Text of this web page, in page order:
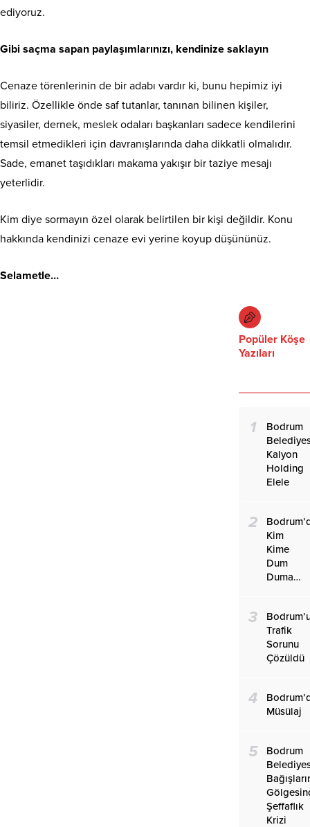
ediyoruz.
Gibi saçma sapan paylaşımlarınızı, kendinize saklayın
Cenaze törenlerinin de bir adabı vardır ki, bunu hepimiz iyi
biliriz. Özellikle önde saf tutanlar, tanınan bilinen kişiler,
siyasiler, dernek, meslek odaları başkanları sadece kendilerini
temsil etmedikleri için davranışlarında daha dikkatli olmalıdır.
Sade, emanet taşıdıkları makama yakışır bir taziye mesajı
yeterlidir.
Kim diye sormayın özel olarak belirtilen bir kişi değildir. Konu
hakkında kendinizi cenaze evi yerine koyup düşününüz.
Selametle…
Popüler Köşe
Yazıları
1
Bodrum
Kalyon
Holding
Elele
2
Kim
Kime
Dum
Duma…
3
Trafik
Sorunu
Çözüldü
4
Müsülaj
5
Bodrum
Şeffaflık
Krizi